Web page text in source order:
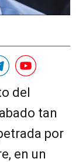
del
tan
por
en un